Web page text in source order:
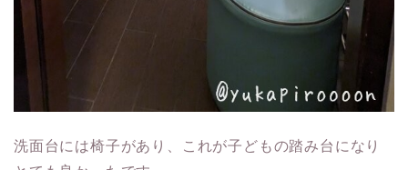
洗面台には椅子があり、これが子どもの踏み台になり